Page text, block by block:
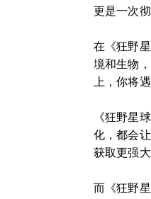
更是一次
在《狂野
境和生物
上，你将
《狂野星
化，都会
获取更强
而《狂野